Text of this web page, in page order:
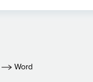
Word